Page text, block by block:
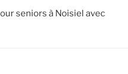
seniors à Noisiel avec